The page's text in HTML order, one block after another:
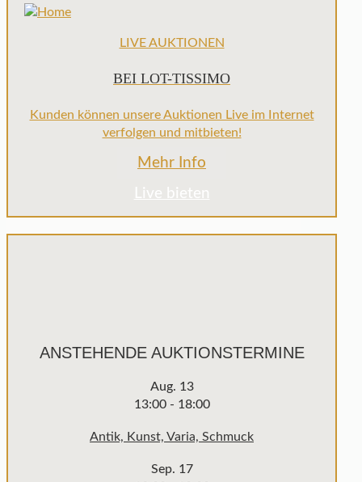
LIVE AUKTIONEN
BEI LOT-TISSIMO
Kunden können unsere Auktionen Live im Internet
verfolgen und mitbieten!
Mehr Info
Live bieten
ANSTEHENDE AUKTIONSTERMINE
Aug. 13
13:00- 18:00
Antik, Kunst, Varia, Schmuck
Sep. 17